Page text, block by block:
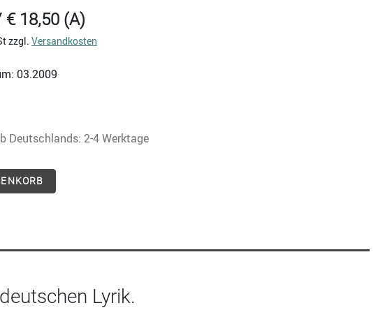
€ 18,50 (A)
zzgl. Versandkosten
03.2009
Deutschlands: 2-4 Werktage
Lyrik.